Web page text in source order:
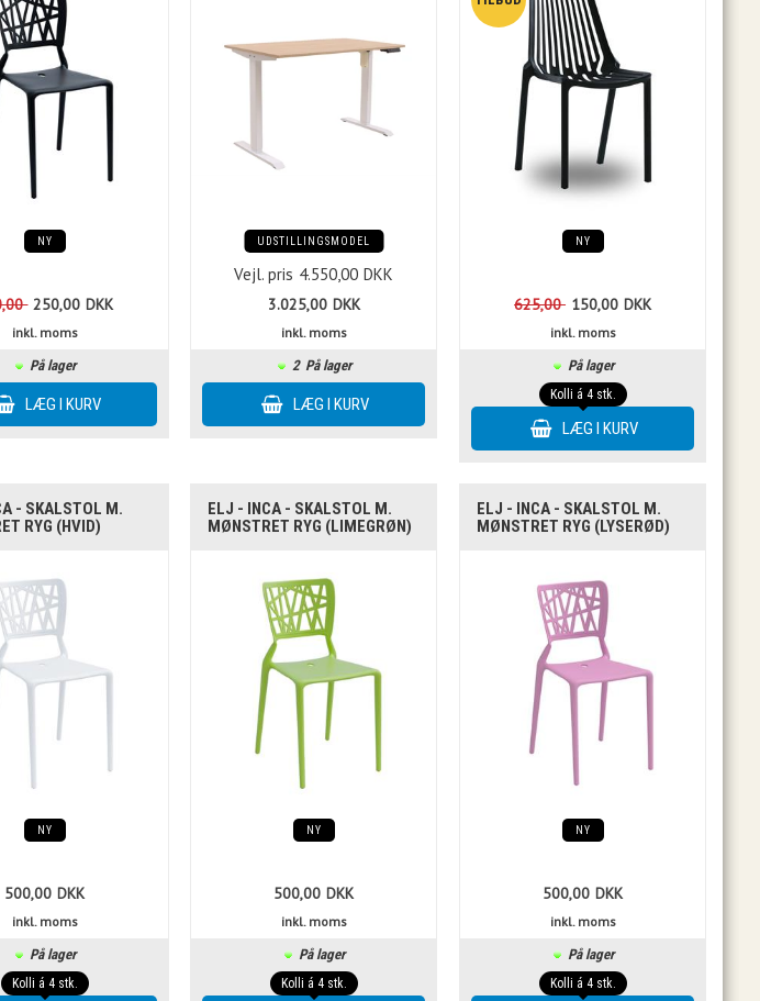
NY
250,00 DKK
inkl. moms
På lager
UDSTILLINGSMODEL
Vejl. pris 4.550,00 DKK
3.025,00 DKK
inkl. moms
2 På lager
NY
625,00 150,00 DKK
inkl. moms
På lager
Kolli á 4 stk.
- SKALSTOL M.
RYG (HVID)
NY
500,00 DKK
inkl. moms
På lager
Kolli á 4 stk.
ELJ - INCA - SKALSTOL M.
MØNSTRET RYG (LIMEGRØN)
NY
500,00 DKK
inkl. moms
På lager
Kolli á 4 stk.
ELJ - INCA - SKALSTOL M.
MØNSTRET RYG (LYSERØD)
NY
500,00 DKK
inkl. moms
På lager
Kolli á 4 stk.